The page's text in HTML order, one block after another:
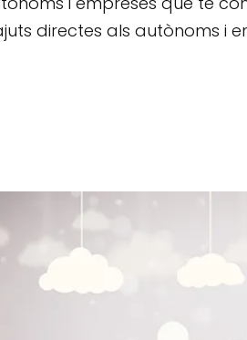
directes als autònoms i